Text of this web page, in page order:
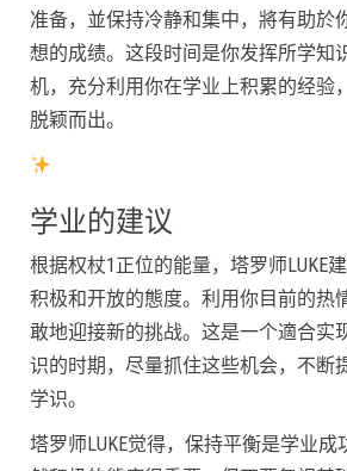
准备，並保持冷静和集中，將有助於
想的成绩。这段时间是你发挥所学知
机，充分利用你在学业上积累的经验
脱颖而出。
学业的建议
根据权杖1正位的能量，塔罗师LUKE
积极和开放的態度。利用你目前的热
敢地迎接新的挑战。这是一个適合实
识的时期，尽量抓住这些机会，不断
学识。
塔罗师LUKE觉得，保持平衡是学业成